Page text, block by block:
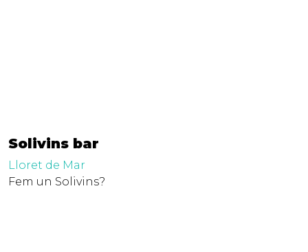
Solivins bar
Lloret de Mar
Fem un Solivins?